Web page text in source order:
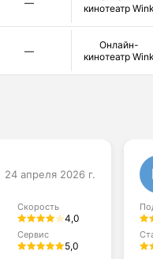
24 апреля 2026 г.
Скорость
4,0
Сервис
5,0
—
кинотеатр Wink
—
Онлайн-
кинотеатр Wink